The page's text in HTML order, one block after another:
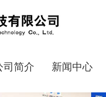
司简介 新闻中心